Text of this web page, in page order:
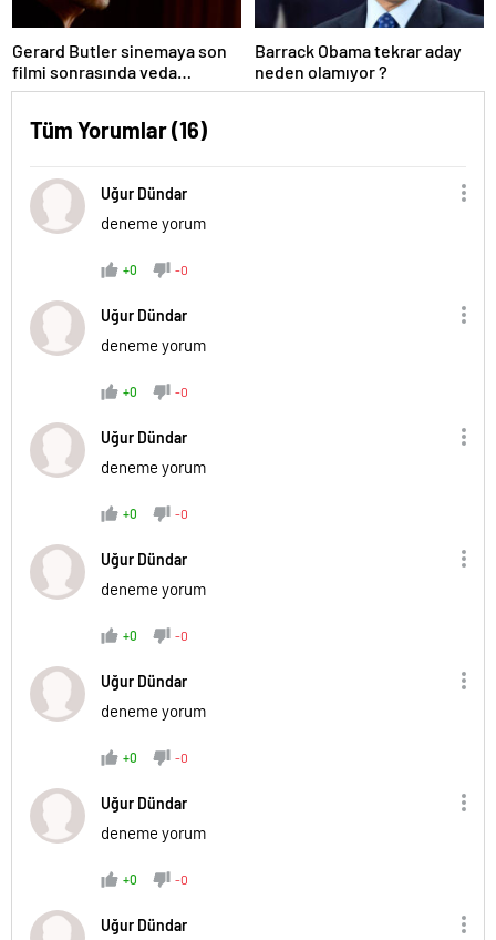
Gerard Butler sinemaya son
filmi sonrasında veda
edeceğini açıkladı.
Barrack Obama tekrar aday
neden olamıyor ?
Tüm Yorumlar (16)
Uğur Dündar
deneme yorum
+0 -0
Uğur Dündar
deneme yorum
+0 -0
Uğur Dündar
deneme yorum
+0 -0
Uğur Dündar
deneme yorum
+0 -0
Uğur Dündar
deneme yorum
+0 -0
Uğur Dündar
deneme yorum
+0 -0
Uğur Dündar